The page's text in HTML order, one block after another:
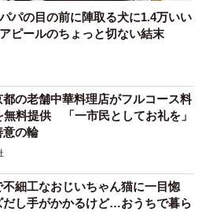
パの目の前に陣取る犬に1.4万いい
ピールのちょっと切ない結末
都の老舗中華料理店がフルコース料
無料提供 「一市民としてお礼を」
意の輪
細工なおじいちゃん猫に一目惚
し手がかかるけど…おうちで暮ら